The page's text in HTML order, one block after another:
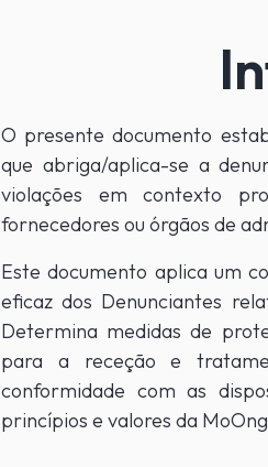
O presente documento
que abriga/aplica-se a
violações em contexto
fornecedores ou órgãos de
Este documento aplica um
eficaz dos Denunciantes
Determina medidas de
para a receção e
conformidade com as
princípios e valores da